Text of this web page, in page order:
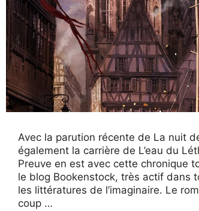
Avec la parution récente de La nuit
également la carrière de L’eau du
Preuve en est avec cette chronique
le blog Bookenstock, très actif dans
les littératures de l’imaginaire. Le
coup …